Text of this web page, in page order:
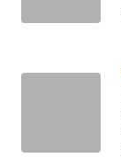
BALI
KALTENG